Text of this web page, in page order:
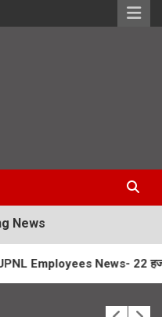
News
News- 22 हजार उपनल